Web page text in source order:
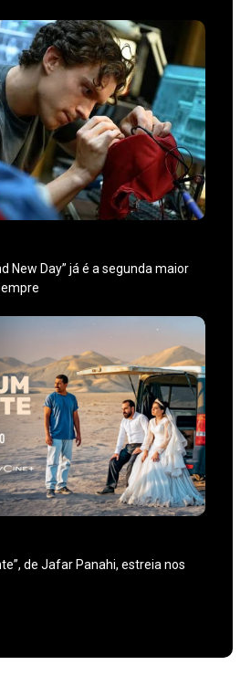
New Day” já é a segunda maior
de Jafar Panahi, estreia nos